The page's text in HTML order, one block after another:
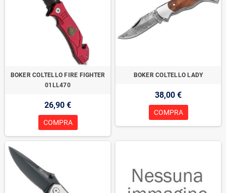
BOKER COLTELLO FIRE FIGHTER
01LL470
26,90 €
COMPRA
BOKER COLTELLO LADY
38,00 €
COMPRA